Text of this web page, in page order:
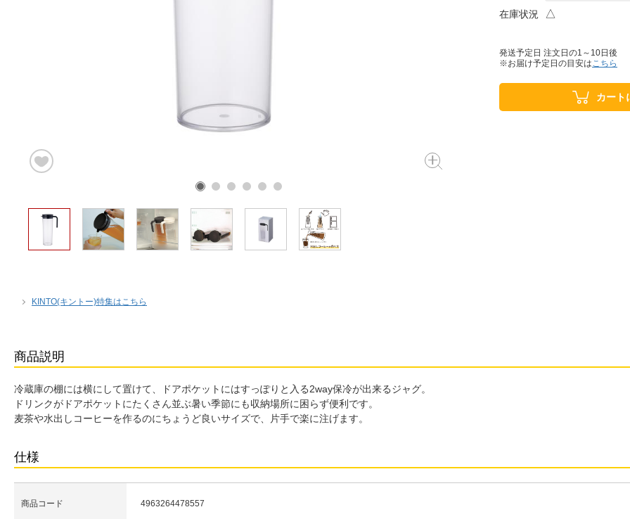
在庫状況 △
発送予定日 注文日の1～10日後
※お届け予定日の目安はこちら
カート
KINTO(キントー)特集はこちら
商品説明
冷蔵庫の棚には横にして置けて、ドアポケットにはすっぽりと入る2way保冷が出来るジャグ。
ドリンクがドアポケットにたくさん並ぶ暑い季節にも収納場所に困らず便利です。
麦茶や水出しコーヒーを作るのにちょうど良いサイズで、片手で楽に注げます。
仕様
商品コード 4963264478557